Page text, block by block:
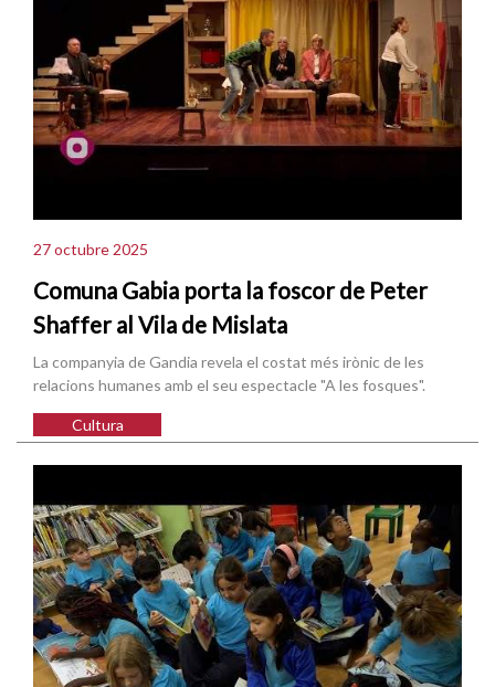
27 octubre 2025
Comuna Gabia porta la foscor de Peter
Shaffer al Vila de Mislata
La companyia de Gandia revela el costat més irònic de les
relacions humanes amb el seu espectacle "A les fosques".
Cultura